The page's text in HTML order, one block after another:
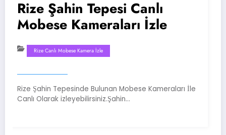
Rize Şahin Tepesi Canlı
Mobese Kameraları İzle
Rize Canlı Mobese Kamera İzle
Rize Şahin Tepesinde Bulunan Mobese Kameraları İle
Canlı Olarak izleyebilirsiniz.Şahin…